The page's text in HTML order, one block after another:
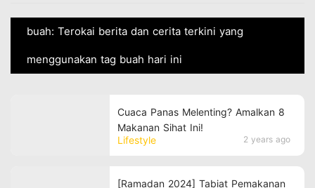
buah: Terokai berita dan cerita terkini yang
menggunakan tag buah hari ini
Lifestyle 2 years ago
Cuaca Panas Melenting? Amalkan 8
Makanan Sihat Ini!
[Ramadan 2024] Tabiat Pemakanan